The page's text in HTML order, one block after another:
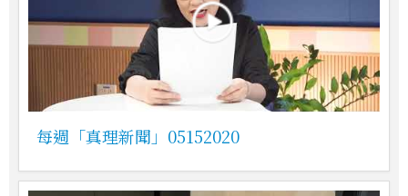
每週「真理新聞」05152020